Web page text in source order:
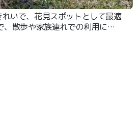
いで、花見スポットとして最適
、散歩や家族連れでの利用に適